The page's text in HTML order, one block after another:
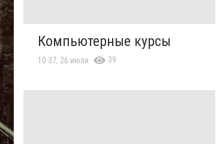
Компьютерные курсы
10:37, 26 июля 39